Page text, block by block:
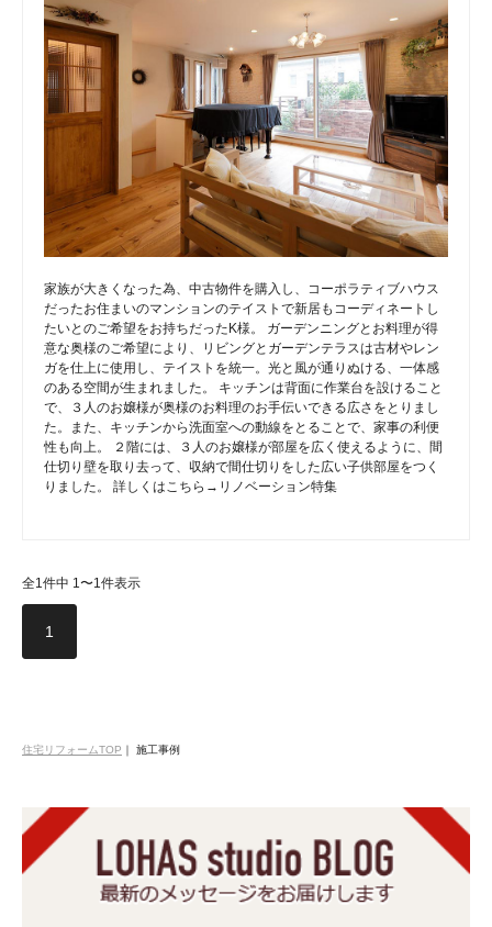
家族が大きくなった為、中古物件を購入し、コーポラティブハウス
だったお住まいのマンションのテイストで新居もコーディネートし
たいとのご希望をお持ちだったK様。 ガーデンニングとお料理が得
意な奥様のご希望により、リビングとガーデンテラスは古材やレン
ガを仕上に使用し、テイストを統一。光と風が通りぬける、一体感
のある空間が生まれました。 キッチンは背面に作業台を設けること
で、３人のお嬢様が奥様のお料理のお手伝いできる広さをとりまし
た。また、キッチンから洗面室への動線をとることで、家事の利便
性も向上。 ２階には、３人のお嬢様が部屋を広く使えるように、間
仕切り壁を取り去って、収納で間仕切りをした広い子供部屋をつく
りました。 詳しくはこちら→リノベーション特集
全1件中 1〜1件表示
1
住宅リフォームTOP ｜ 施工事例